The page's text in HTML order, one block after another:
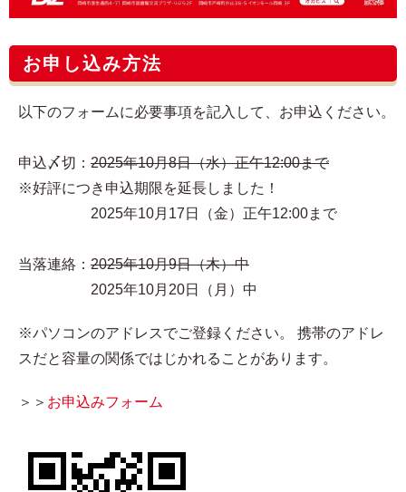
お申し込み方法
以下のフォームに必要事項を記入して、お申込ください。
申込〆切： 2025年10月8日（水）正午12:00まで
※好評につき申込期限を延長しました！
2025年10月17日（金）正午12:00まで
当落連絡： 2025年10月9日（木）中
2025年10月20日（月）中
※パソコンのアドレスでご登録ください。 携帯のアドレ
スだと容量の関係ではじかれることがあります。
＞＞ お申込みフォーム​